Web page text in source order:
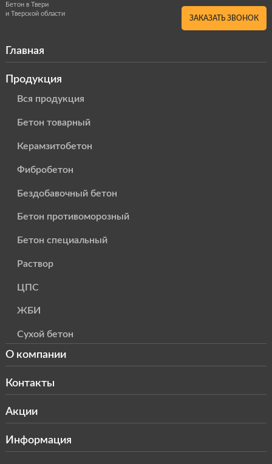
Бетон в Твери
и Тверской области
ЗАКАЗАТЬ ЗВОНОК
Главная
Продукция
Вся продукция
Бетон товарный
Керамзитобетон
Фибробетон
Бездобавочный бетон
Бетон противоморозный
Бетон специальный
Раствор
ЦПС
ЖБИ
Сухой бетон
О компании
Контакты
Акции
Информация